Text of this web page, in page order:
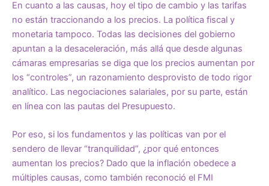
En cuanto a las causas, hoy el tipo de cambio y las tarifas
no están traccionando a los precios. La política fiscal y
monetaria tampoco. Todas las decisiones del gobierno
apuntan a la desaceleración, más allá que desde algunas
cámaras empresarias se diga que los precios aumentan por
los “controles”, un razonamiento desprovisto de todo rigor
analítico. Las negociaciones salariales, por su parte, están
en línea con las pautas del Presupuesto.
Por eso, si los fundamentos y las políticas van por el
sendero de llevar “tranquilidad”, ¿por qué entonces
aumentan los precios? Dado que la inflación obedece a
múltiples causas, como también reconoció el FMI